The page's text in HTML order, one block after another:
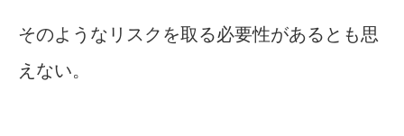
そのようなリスクを取る必要性があるとも思
えない。